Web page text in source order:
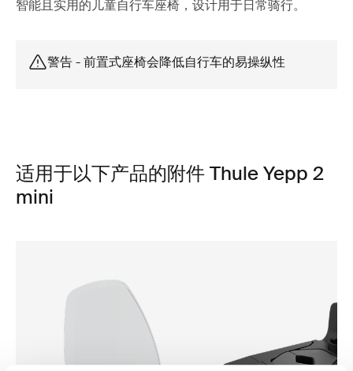
智能且实用的儿童自行车座椅，设计用于日常骑行。
警告 - 前置式座椅会降低自行车的易操纵性
适用于以下产品的附件 Thule Yepp 2
mini